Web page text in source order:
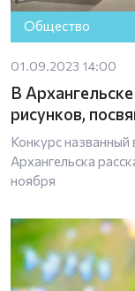
Общество
01.09.2023 14:00
В
рисунков,
Конкурс названный
Архангельска
ноября